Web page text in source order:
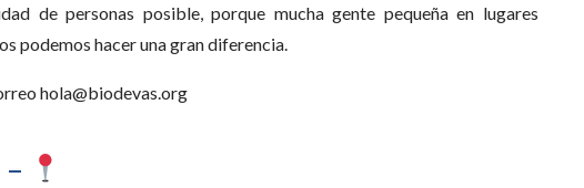
de personas posible, porque mucha gente pequeña en lugares
podemos hacer una gran diferencia.
hola@biodevas.org